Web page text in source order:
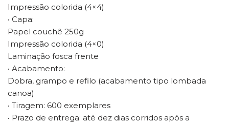
Impressão colorida (4×4)
• Capa:
Papel couchê 250g
Impressão colorida (4×0)
Laminação fosca frente
• Acabamento:
Dobra, grampo e refilo (acabamento tipo lombada
canoa)
• Tiragem: 600 exemplares
• Prazo de entrega: até dez dias corridos após a